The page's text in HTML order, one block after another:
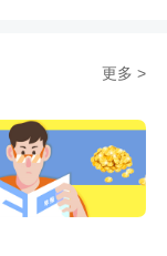
更多 >